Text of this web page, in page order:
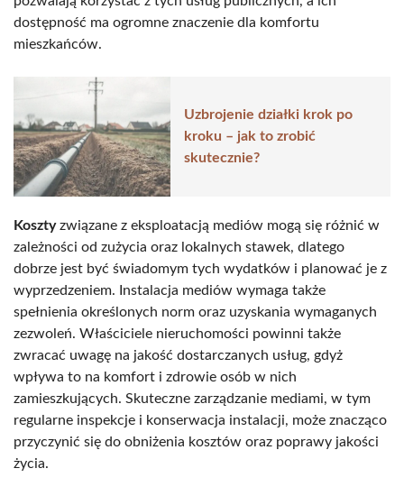
dostępność ma ogromne znaczenie dla komfortu
mieszkańców.
Uzbrojenie działki krok po
kroku – jak to zrobić
skutecznie?
Kosztyzwiązane z eksploatacją mediów mogą się różnić w
zależności od zużycia oraz lokalnych stawek, dlatego
dobrze jest być świadomym tych wydatków i planować je z
wyprzedzeniem. Instalacja mediów wymaga także
spełnienia określonych norm oraz uzyskania wymaganych
zezwoleń. Właściciele nieruchomości powinni także
zwracać uwagę na jakość dostarczanych usług, gdyż
wpływa to na komfort i zdrowie osób w nich
zamieszkujących. Skuteczne zarządzanie mediami, w tym
regularne inspekcje i konserwacja instalacji, może znacząco
przyczynić się do obniżenia kosztów oraz poprawy jakości
życia.